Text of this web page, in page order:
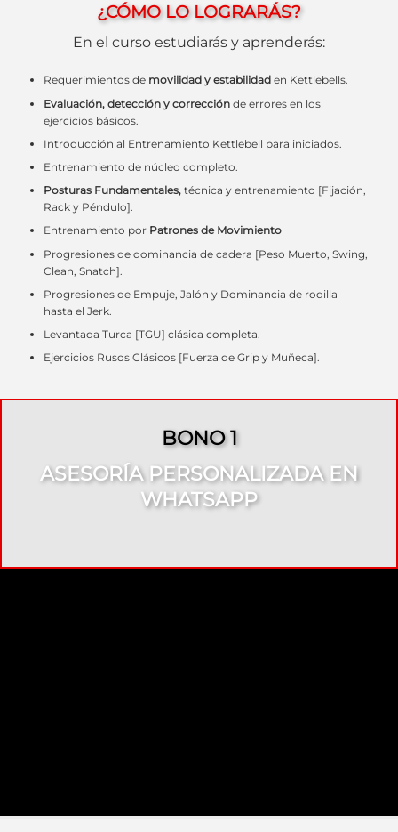
¿CÓMO LO LOGRARÁS?
En el curso estudiarás y aprenderás:
Requerimientos de movilidad y estabilidad en Kettlebells.
Evaluación, detección y corrección de errores en los
ejercicios básicos.
Introducción al Entrenamiento Kettlebell para iniciados.
Entrenamiento de núcleo completo.
Posturas Fundamentales, técnica y entrenamiento [Fijación,
Rack y Péndulo].
Entrenamiento por Patrones de Movimiento
Progresiones de dominancia de cadera [Peso Muerto, Swing,
Clean, Snatch].
Progresiones de Empuje, Jalón y Dominancia de rodilla
hasta el Jerk.
Levantada Turca [TGU] clásica completa.
Ejercicios Rusos Clásicos [Fuerza de Grip y Muñeca].
BONO 1
ASESORÍA PERSONALIZADA EN
WHATSAPP